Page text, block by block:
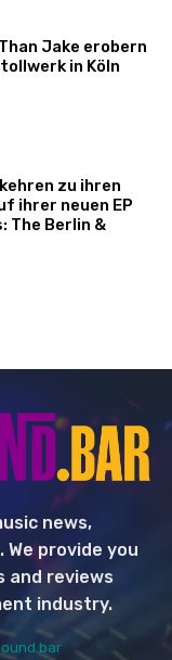
Jake erobern
in Köln
zu ihren
ihrer neuen EP
The Berlin &
news,
provide you
and reviews
industry.